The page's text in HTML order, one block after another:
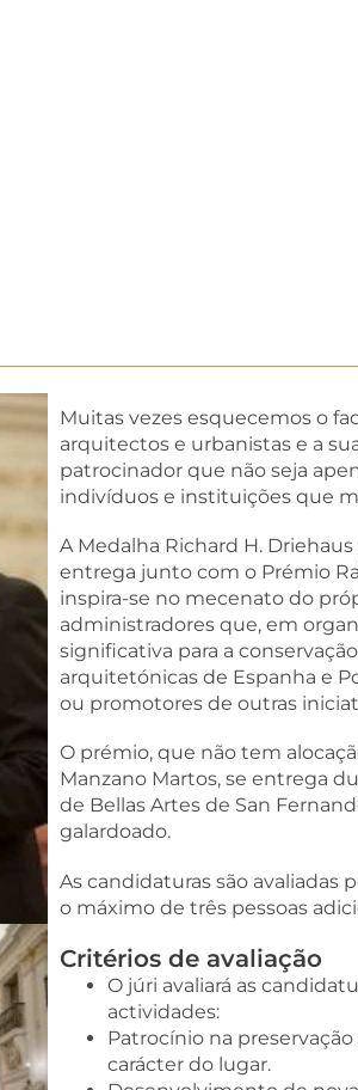
Muitas vezes esquecemos o
arquitectos e urbanistas e a
patrocinador que não seja
indivíduos e instituições que
A Medalha Richard H.
entrega junto com o Prémio
inspira-se no mecenato do
administradores que, em
significativa para a
arquitetónicas de Espanha e
ou promotores de outras
O prémio, que não tem
Manzano Martos, se entrega
de Bellas Artes de San
galardoado.
As candidaturas são avaliadas
o máximo de três pessoas
Critérios de avaliação
O júri avaliará as
actividades:
Patrocínio na
carácter do lugar.